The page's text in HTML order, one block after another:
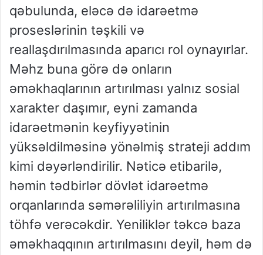
qəbulunda, eləcə də idarəetmə
proseslərinin təşkili və
reallaşdırılmasında aparıcı rol oynayırlar.
Məhz buna görə də onların
əməkhaqlarının artırılması yalnız sosial
xarakter daşımır, eyni zamanda
idarəetmənin keyfiyyətinin
yüksəldilməsinə yönəlmiş strateji addım
kimi dəyərləndirilir. Nəticə etibarilə,
həmin tədbirlər dövlət idarəetmə
orqanlarında səmərəliliyin artırılmasına
töhfə verəcəkdir. Yeniliklər təkcə baza
əməkhaqqının artırılmasını deyil, həm də